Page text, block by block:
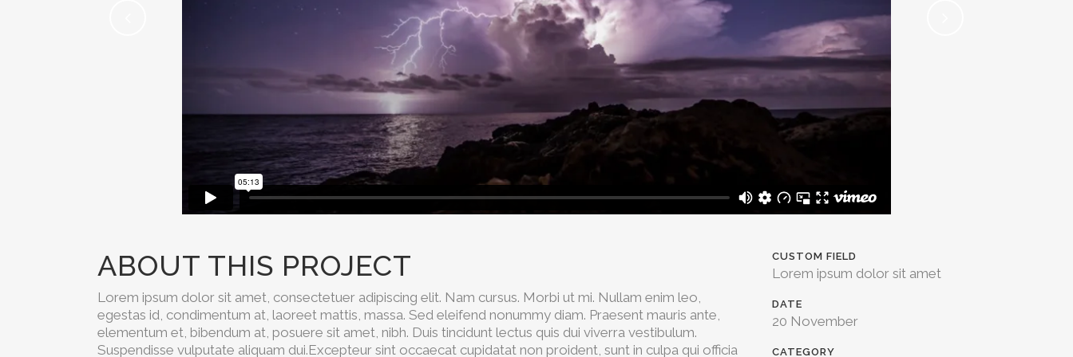
ABOUT THIS PROJECT
Lorem ipsum dolor sit amet, consectetuer adipiscing elit. Nam cursus. Morbi ut mi. Nullam enim leo,
egestas id, condimentum at, laoreet mattis, massa. Sed eleifend nonummy diam. Praesent mauris ante,
elementum et, bibendum at, posuere sit amet, nibh. Duis tincidunt lectus quis dui viverra vestibulum.
Suspendisse vulputate aliquam dui.Excepteur sint occaecat cupidatat non proident, sunt in culpa qui officia
CUSTOM FIELD
Lorem ipsum dolor sit amet
DATE
20 November
CATEGORY